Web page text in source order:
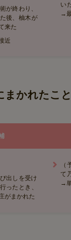
が終わり、
後、柚木が
来た
近
い
→
まかれたこと
出しを受け
ったとき、
がまかれた
て
→